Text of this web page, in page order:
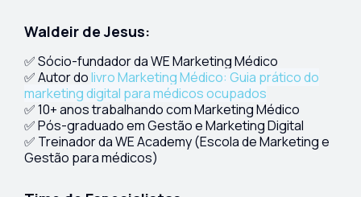
Waldeir de Jesus:
✅ Sócio-fundador da WE Marketing Médico
✅ Autor dolivro Marketing Médico: Guia prático do
marketing digital para médicos ocupados
✅ 10+ anos trabalhando com Marketing Médico
✅ Pós-graduado em Gestão e Marketing Digital
✅ Treinador da WE Academy (Escola de Marketing e
Gestão para médicos)